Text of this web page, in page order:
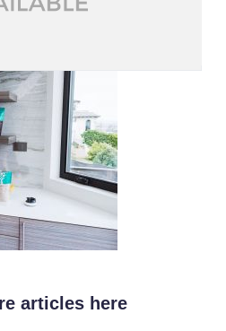
articles here